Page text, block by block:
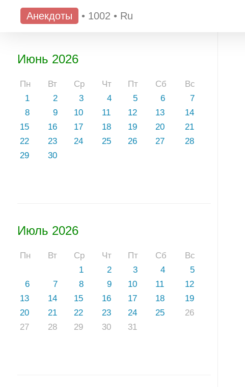
Анекдоты • 1002 • Ru
Июнь 2026
Пн Вт Ср Чт Пт Сб
Вс
1
2 3 4 5 6
7
8
9 10 11 12 13
14
15
16 17 18 19 20
21
22
23 24 25 26 27
28
29
30
Июль 2026
Пн Вт Ср Чт Пт Сб
Вс
1
2 3 4
5
6
7 8 9 10 11
12
13
14 15 16 17 18
19
20
21 22 23 24 25
26
27
28 29 30 31